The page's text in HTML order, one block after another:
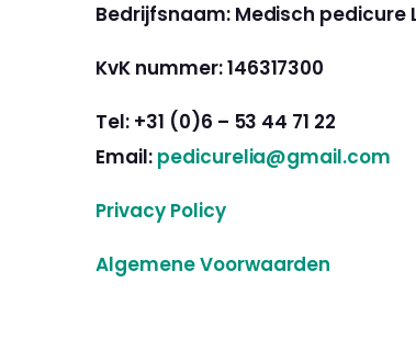
Bedrijfsnaam: Medisch pedicure
KvK nummer: 146317300
Tel: +31 (0)6 – 53 44 71 22
Email: pedicurelia@gmail.com
Privacy Policy
Algemene Voorwaarden